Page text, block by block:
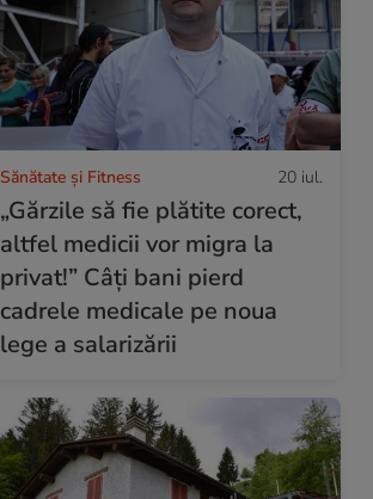
Sănătate și Fitness 20 iul.
„Gărzile să fie plătite corect,
altfel medicii vor migra la
privat!” Câți bani pierd
cadrele medicale pe noua
lege a salarizării